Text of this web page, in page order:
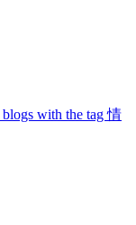
with the tag情